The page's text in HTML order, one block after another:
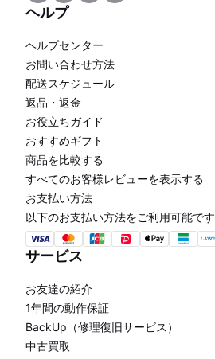
ヘルプ
ヘルプセンター
お問い合わせ方法
配送スケジュール
返品・返金
お役立ちガイド
おすすめギフト
商品を比較する
すべてのお客様レビューを表示する
お支払い方法
以下のお支払い方法をご利用可能です
サービス
お友達の紹介
1年間の動作保証
BackUp（修理復旧サービス）
中古買取